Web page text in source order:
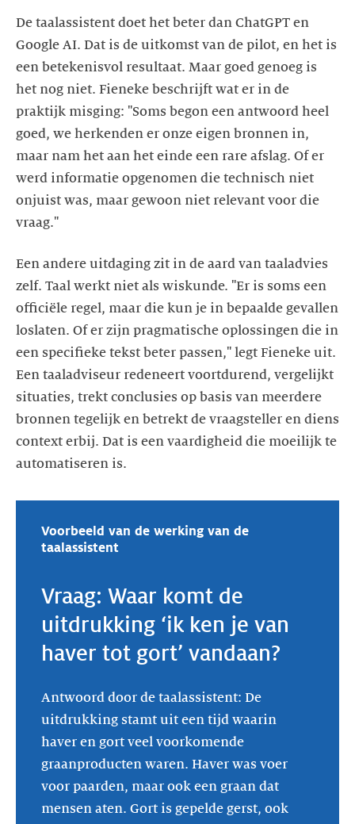
De taalassistent doet het beter dan ChatGPT en
Google AI. Dat is de uitkomst van de pilot, en het is
een betekenisvol resultaat. Maar goed genoeg is
het nog niet. Fieneke beschrijft wat er in de
praktijk misging: "Soms begon een antwoord heel
goed, we herkenden er onze eigen bronnen in,
maar nam het aan het einde een rare afslag. Of er
werd informatie opgenomen die technisch niet
onjuist was, maar gewoon niet relevant voor die
vraag."
Een andere uitdaging zit in de aard van taaladvies
zelf. Taal werkt niet als wiskunde. "Er is soms een
officiële regel, maar die kun je in bepaalde gevallen
loslaten. Of er zijn pragmatische oplossingen die in
een specifieke tekst beter passen," legt Fieneke uit.
Een taaladviseur redeneert voortdurend, vergelijkt
situaties, trekt conclusies op basis van meerdere
bronnen tegelijk en betrekt de vraagsteller en diens
context erbij. Dat is een vaardigheid die moeilijk te
automatiseren is.
Voorbeeld van de werking van de
taalassistent
Vraag: Waar komt de
uitdrukking ‘ik ken je van
haver tot gort’ vandaan?
Antwoord door de taalassistent: De
uitdrukking stamt uit een tijd waarin
haver en gort veel voorkomende
graanproducten waren. Haver was voer
voor paarden, maar ook een graan dat
mensen aten. Gort is gepelde gerst, ook